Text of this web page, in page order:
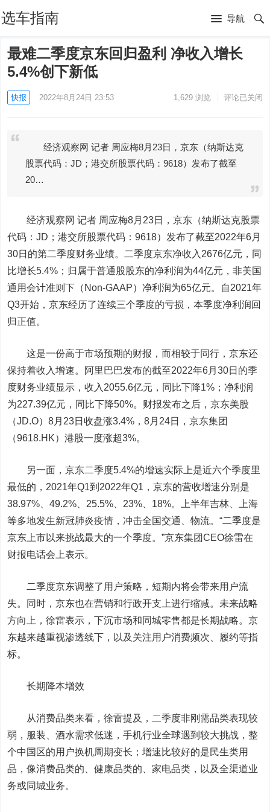
选车指南 导航
最难二季度京东回归盈利 净收入增长
5.4%创下新低
快报 2022年8月24日 23:53 1,629浏览 评论已关闭
经济观察网 记者 周应梅8月23日，京东（纳斯达克
股票代码：JD；港交所股票代码：9618）发布了截至
20…
经济观察网 记者 周应梅8月23日，京东（纳斯达克股票
代码：JD；港交所股票代码：9618）发布了截至2022年6月
30日的第二季度财务业绩。二季度京东净收入2676亿元，同
比增长5.4%；归属于普通股股东的净利润为44亿元，非美国
通用会计准则下（Non-GAAP）净利润为65亿元。自2021年
Q3开始，京东经历了连续三个季度的亏损，本季度净利润回
归正值。
这是一份高于市场预期的财报，而相较于同行，京东还
保持着收入增速。阿里巴巴发布的截至2022年6月30日的季
度财务业绩显示，收入2055.6亿元，同比下降1%；净利润
为227.39亿元，同比下降50%。财报发布之后，京东美股
（JD.O）8月23日收盘涨3.4%，8月24日，京东集团
（9618.HK）港股一度涨超3%。
另一面，京东二季度5.4%的增速实际上是近六个季度里
最低的，2021年Q1到2022年Q1，京东的营收增速分别是
38.97%、49.2%、25.5%、23%、18%。上半年吉林、上海
等多地发生新冠肺炎疫情，冲击全国交通、物流。“二季度是
京东上市以来挑战最大的一个季度。”京东集团CEO徐雷在
财报电话会上表示。
二季度京东调整了用户策略，短期内将会带来用户流
失。同时，京东也在营销和行政开支上进行缩减。未来战略
方向上，徐雷表示，下沉市场和同城零售都是长期战略。京
东越来越重视渗透线下，以及关注用户消费频次、履约等指
标。
长期降本增效
从消费品类来看，徐雷提及，二季度非刚需品类表现较
弱，服装、酒水需求低迷，手机行业全球遇到较大挑战，整
个中国区的用户换机周期变长；增速比较好的是民生类用
品，像消费品类的、健康品类的、家电品类，以及全渠道业
务或同城业务。